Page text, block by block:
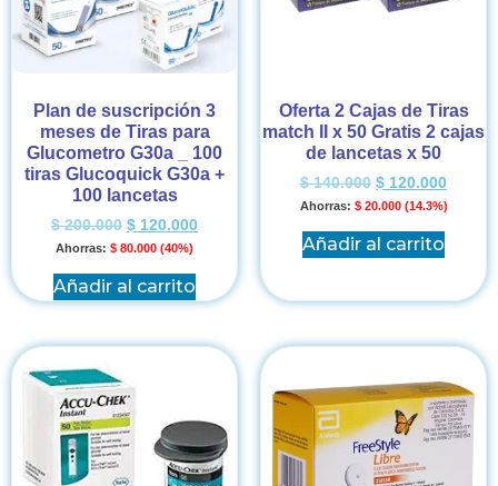
Plan de suscripción 3
meses de Tiras para
Glucometro G30a _ 100
tiras Glucoquick G30a +
100 lancetas
$200.000 $ 120.000
Ahorras: $ 80.000 (40%)
Añadir al carrito
Oferta 2 Cajas de Tiras
match II x 50 Gratis 2 cajas
de lancetas x 50
$140.000 $ 120.000
Ahorras: $20.000 (14.3%)
Añadir al carrito